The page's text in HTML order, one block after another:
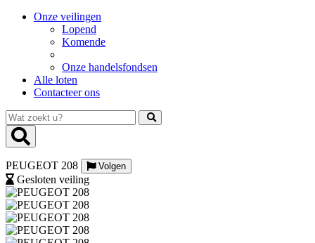
Onze veilingen
Lopend
Komende
Onze handelsfondsen
Alle loten
Contacteer ons
Wat
zoekt
u?
PEUGEOT 208 Volgen
Gesloten veiling